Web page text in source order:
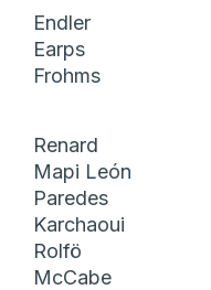
Endler
Earps
Frohms
Renard
Mapi León
Paredes
Karchaoui
Rolfö
McCabe